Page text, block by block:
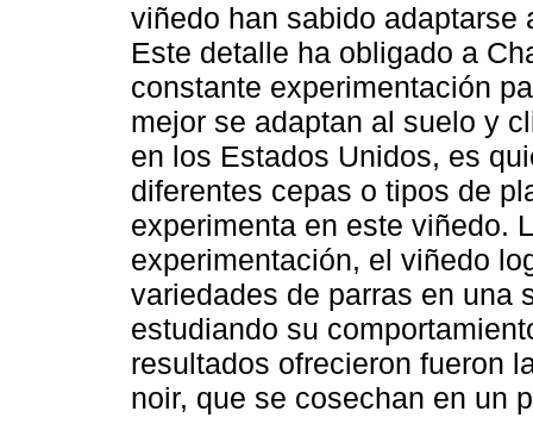
viñedo han sabido adaptarse
Este detalle ha obligado a
constante experimentación
mejor se adaptan al suelo y
en los Estados Unidos, es
diferentes cepas o tipos de
experimenta en este viñedo.
experimentación, el viñedo
variedades de parras en una
estudiando su
resultados ofrecieron fueron
noir, que se cosechan en un